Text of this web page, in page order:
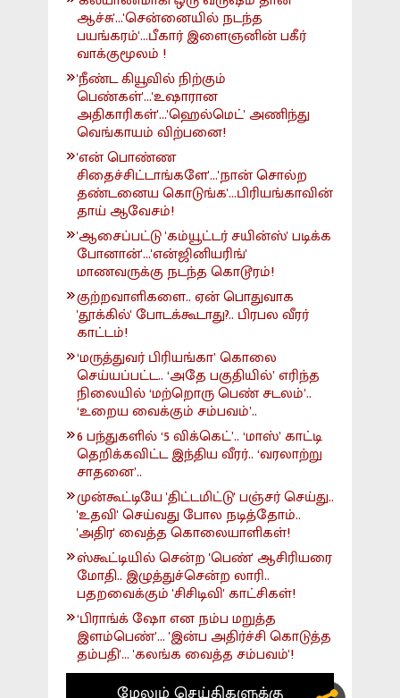
ஆச்சு'...'சென்னையில் நடந்த
பயங்கரம்'...பீகார் இளைஞனின் பகீர்
வாக்குமூலம் !
'நீண்ட கியூவில் நிற்கும்
பெண்கள்'...'உஷாரான
அதிகாரிகள்'...'ஹெல்மெட்' அணிந்து
வெங்காயம் விற்பனை!
'என் பொண்ண
சிதைச்சிட்டாங்களே'...'நான் சொல்ற
தண்டனைய கொடுங்க'...பிரியங்காவின்
தாய் ஆவேசம்!
'ஆசைப்பட்டு 'கம்யூட்டர் சயின்ஸ்' படிக்க
போனான்'...'என்ஜினியரிங்'
மாணவருக்கு நடந்த கொடூரம்!
குற்றவாளிகளை.. ஏன் பொதுவாக
'தூக்கில்' போடக்கூடாது?.. பிரபல வீரர்
காட்டம்!
‘மருத்துவர் பிரியங்கா’ கொலை
செய்யப்பட்ட.. ‘அதே பகுதியில்’ எரிந்த
நிலையில் ‘மற்றொரு பெண் சடலம்’..
‘உறைய வைக்கும் சம்பவம்’..
6 பந்துகளில் ‘5 விக்கெட்’.. ‘மாஸ்’ காட்டி
தெறிக்கவிட்ட இந்திய வீரர்.. ‘வரலாற்று
சாதனை’..
முன்கூட்டியே 'திட்டமிட்டு' பஞ்சர் செய்து..
'உதவி' செய்வது போல நடித்தோம்..
'அதிர' வைத்த கொலையாளிகள்!
ஸ்கூட்டியில் சென்ற 'பெண்' ஆசிரியரை
மோதி.. இழுத்துச்சென்ற லாரி..
பதறவைக்கும் 'சிசிடிவி' காட்சிகள்!
‘பிராங்க் ஷோ என நம்ப மறுத்த
இளம்பெண்’... 'இன்ப அதிர்ச்சி கொடுத்த
தம்பதி'... 'கலங்க வைத்த சம்பவம்'!